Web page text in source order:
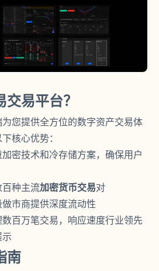
易平台？
为您提供全方位的数字资产交易体
核心优势：
加密技术和冷存储方案，确保用户
百种主流加密货币交易对
做市商提供深度流动性
百万笔交易，响应速度行业领先
南